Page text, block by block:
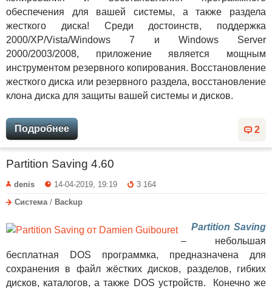
обеспечения для вашей системы, а также раздела
жесткого диска! Среди достоинств, поддержка
2000/XP/Vista/Windows 7 и Windows Server
2000/2003/2008, приложение является мощным
инструментом резервного копирования. Восстановление
жесткого диска или резервного раздела, восстановление
клона диска для защиты вашей системы и дисков.
2
Подробнее
Partition Saving 4.60
denis 14-04-2019, 19:19
3 164
Система/ Backup
Partition Saving
– небольшая
бесплатная DOS программка, предназначена для
сохранения в файл жёстких дисков, разделов, гибких
дисков, каталогов, а также DOS устройств. Конечно же